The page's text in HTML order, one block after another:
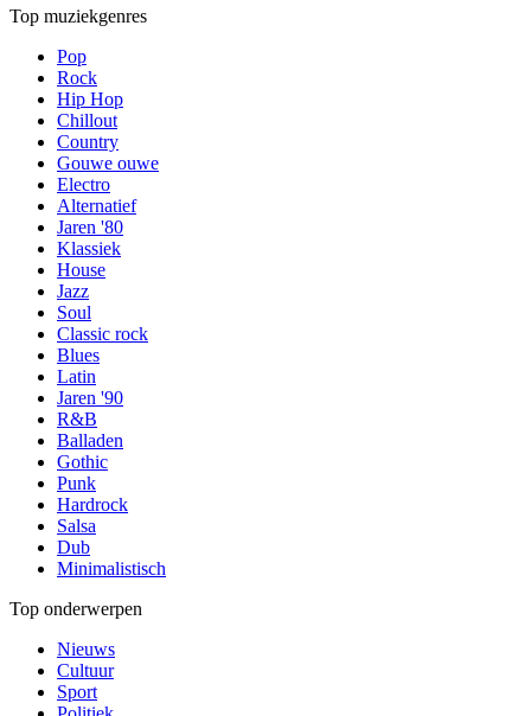
Top muziekgenres
Pop
Rock
Hip Hop
Chillout
Country
Gouwe ouwe
Electro
Alternatief
Jaren '80
Klassiek
House
Jazz
Soul
Classic rock
Blues
Latin
Jaren '90
R&B
Balladen
Gothic
Punk
Hardrock
Salsa
Dub
Minimalistisch
Top onderwerpen
Nieuws
Cultuur
Sport